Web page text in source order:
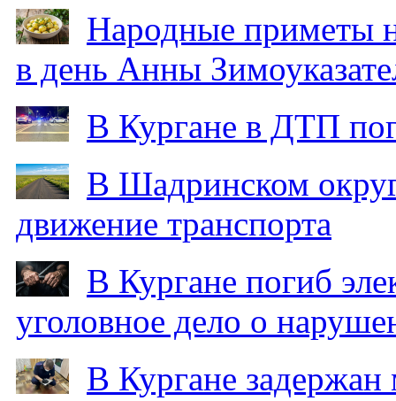
Народные приметы
в день Анны
В Кургане в ДТП
В Шадринском
движение транспорта
В Кургане погиб
уголовное дело о
В Кургане